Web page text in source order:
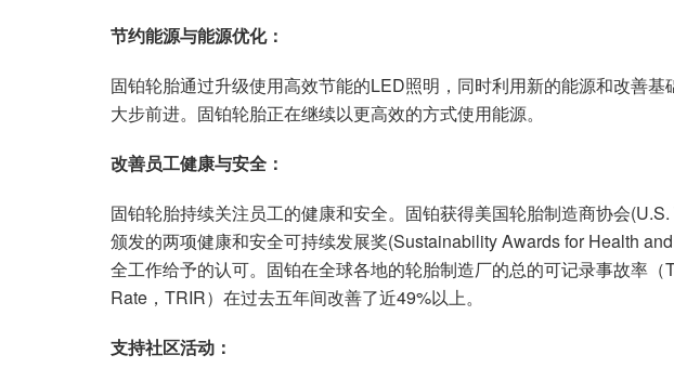
节约能源与能源优化：
固铂轮胎通过升级使用高效节能的LED照明，同时利用新的能源和改善
大步前进。固铂轮胎正在继续以更高效的方式使用能源。
改善员工健康与安全：
固铂轮胎持续关注员工的健康和安全。固铂获得美国轮胎制造商协会
颁发的两项健康和安全可持续发展奖(Sustainability Awards for Health
全工作给予的认可。固铂在全球各地的轮胎制造厂的总的可记录事故率
Rate，TRIR）在过去五年间改善了近49%以上。
支持社区活动：